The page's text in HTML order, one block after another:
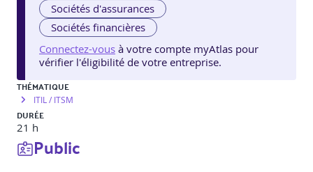
Sociétés d'assurances
Sociétés financières
Connectez-vous à votre compte myAtlas pour
vérifier l'éligibilité de votre entreprise.
THÉMATIQUE
ITIL / ITSM
DURÉE
21 h
Public